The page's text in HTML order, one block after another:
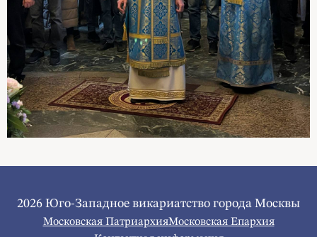
2026 Юго-Западное викариатство города Москвы
Московская ПатриархияМосковская Епархия